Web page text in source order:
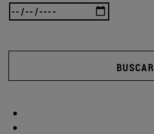
BUSCAR